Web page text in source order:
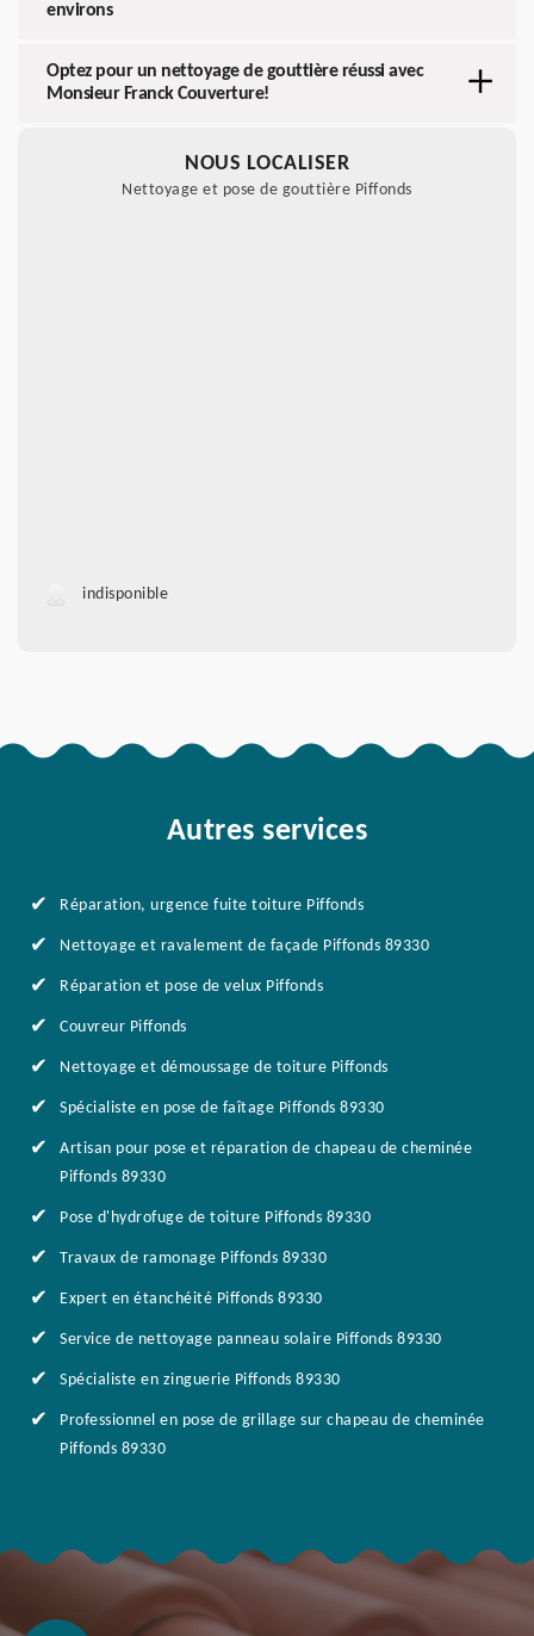
environs
Optez pour un nettoyage de gouttière réussi avec
Monsieur Franck Couverture!
NOUS LOCALISER
Nettoyage et pose de gouttière Piffonds
indisponible
Autres services
Réparation, urgence fuite toiture Piffonds
Nettoyage et ravalement de façade Piffonds 89330
Réparation et pose de velux Piffonds
Couvreur Piffonds
Nettoyage et démoussage de toiture Piffonds
Spécialiste en pose de faîtage Piffonds 89330
Artisan pour pose et réparation de chapeau de cheminée
Piffonds 89330
Pose d'hydrofuge de toiture Piffonds 89330
Travaux de ramonage Piffonds 89330
Expert en étanchéité Piffonds 89330
Service de nettoyage panneau solaire Piffonds 89330
Spécialiste en zinguerie Piffonds 89330
Professionnel en pose de grillage sur chapeau de cheminée
Piffonds 89330